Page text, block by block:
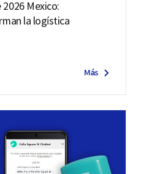
2026 Mexico:
la logística
Más